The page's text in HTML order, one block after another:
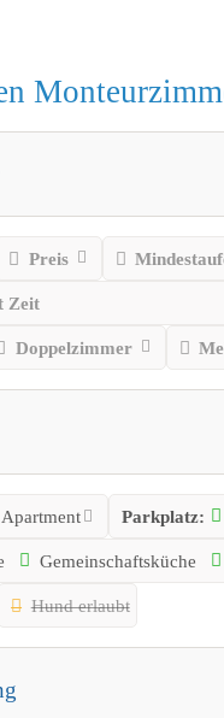
Preis
Zeit
Doppelzimmer
Apartment Parkplatz:
Gemeinschaftsküche
Hund erlaubt